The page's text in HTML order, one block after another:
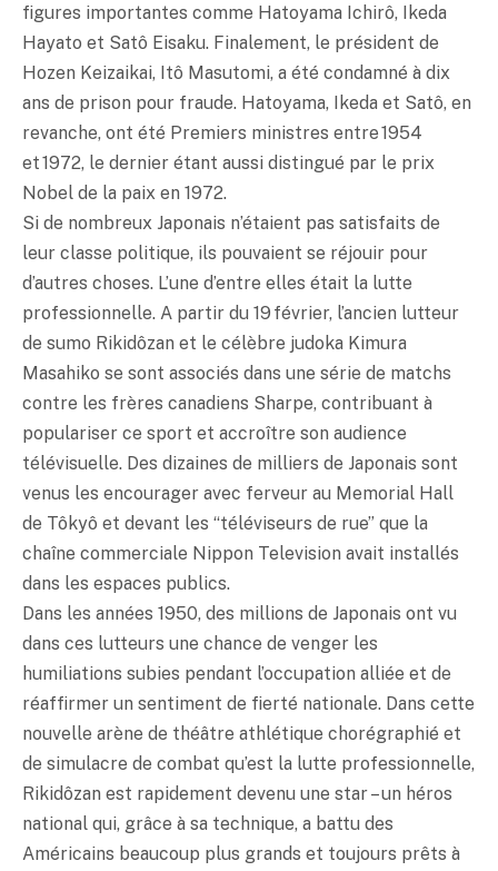
figures importantes comme Hatoyama Ichirô, Ikeda
Hayato et Satô Eisaku. Finalement, le président de
Hozen Keizaikai, Itô Masutomi, a été condamné à dix
ans de prison pour fraude. Hatoyama, Ikeda et Satô, en
revanche, ont été Premiers ministres entre 1954
et 1972, le dernier étant aussi distingué par le prix
Nobel de la paix en 1972.
Si de nombreux Japonais n’étaient pas satisfaits de
leur classe politique, ils pouvaient se réjouir pour
d’autres choses. L’une d’entre elles était la lutte
professionnelle. A partir du 19 février, l’ancien lutteur
de sumo Rikidôzan et le célèbre judoka Kimura
Masahiko se sont associés dans une série de matchs
contre les frères canadiens Sharpe, contribuant à
populariser ce sport et accroître son audience
télévisuelle. Des dizaines de milliers de Japonais sont
venus les encourager avec ferveur au Memorial Hall
de Tôkyô et devant les “téléviseurs de rue” que la
chaîne commerciale Nippon Television avait installés
dans les espaces publics.
Dans les années 1950, des millions de Japonais ont vu
dans ces lutteurs une chance de venger les
humiliations subies pendant l’occupation alliée et de
réaffirmer un sentiment de fierté nationale. Dans cette
nouvelle arène de théâtre athlétique chorégraphié et
de simulacre de combat qu’est la lutte professionnelle,
Rikidôzan est rapidement devenu une star – un héros
national qui, grâce à sa technique, a battu des
Américains beaucoup plus grands et toujours prêts à